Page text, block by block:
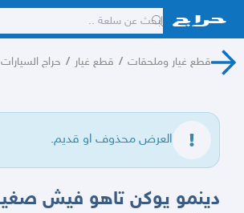
قطع غيار وملحقات / قطع غيار / حراج السيارات
العرض محذوف او قديم.